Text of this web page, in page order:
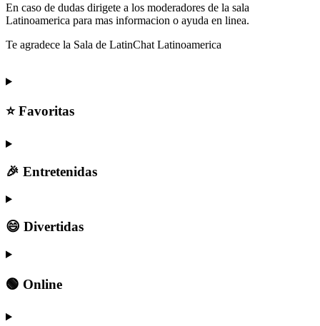
En caso de dudas dirigete a los moderadores de la sala
Latinoamerica para mas informacion o ayuda en linea.
Te agradece la Sala de LatinChat Latinoamerica
⭐ Favoritas
🎉 Entretenidas
😄 Divertidas
🟢 Online